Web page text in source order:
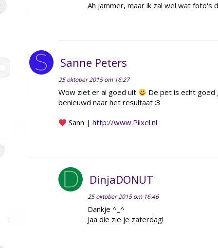
Ah jammer, maar ik zal wel wat foto's
Sanne Peters
25 oktober 2015 om 16:27
Wow ziet er al goed uit
De pet is echt
benieuwd naar het resultaat :3
Sann |http://www.Piixel.nl
DinjaDONUT
25 oktober 2015 om 16:46
Dankje ^_^
Jaa die zie je zaterdag!